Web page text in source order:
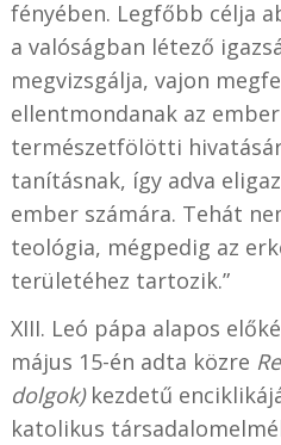
fényében. Legfőbb célja
a valóságban létező
megvizsgálja, vajon
ellentmondanak az
természetfölötti
tanításnak, így adva
ember számára. Tehát
teológia, mégpedig az
területéhez tartozik.”
XIII. Leó pápa alapos
május 15-én adta közre
dolgok)kezdetű
katolikus